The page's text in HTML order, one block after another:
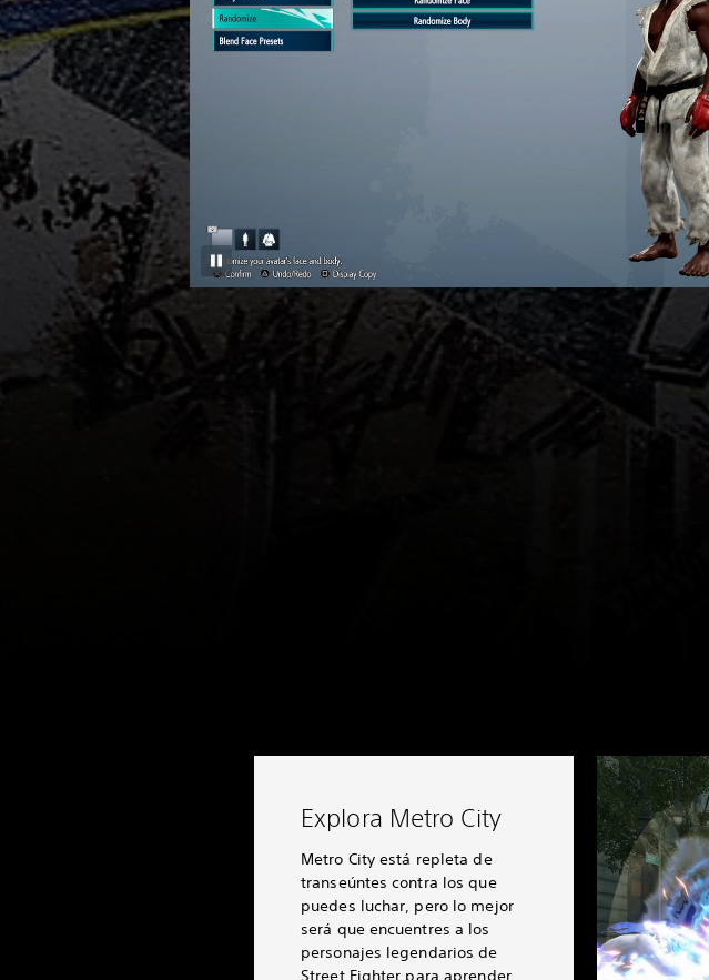
Explora Metro City
Metro City está repleta de
transeúntes contra los que
puedes luchar, pero lo mejor
será que encuentres a los
personajes legendarios de
Street Fighter para aprender